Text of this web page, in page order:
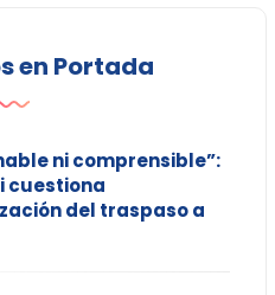
en Portada
ni comprensible”:
cuestiona
del traspaso a